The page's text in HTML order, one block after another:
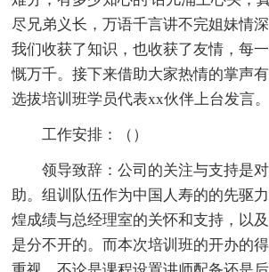
尽兄弟义长，万语千言讲不完姐妹情
我们收获了知识，也收获了友情，每
慨万千。接下来借助大家热情的掌声
选拔培训班学员代表xx伙伴上台发言。
工作安排：（）
领导致辞：公司的关注与支持是
助。组训队伍作为中国人寿的的先驱
煌成绩与总经理室的关怀和支持，以
是分不开的。而本次培训班的开办的